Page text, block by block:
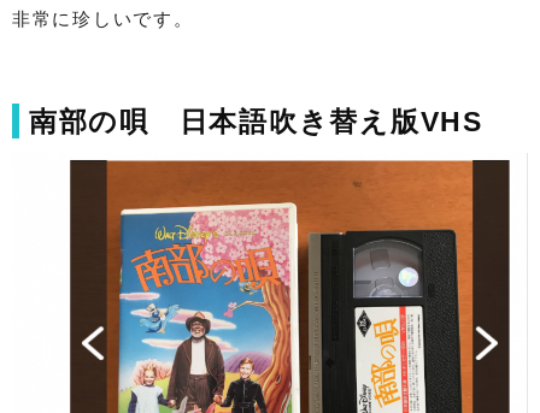
非常に珍しいです。
南部の唄 日本語吹き替え版VHS